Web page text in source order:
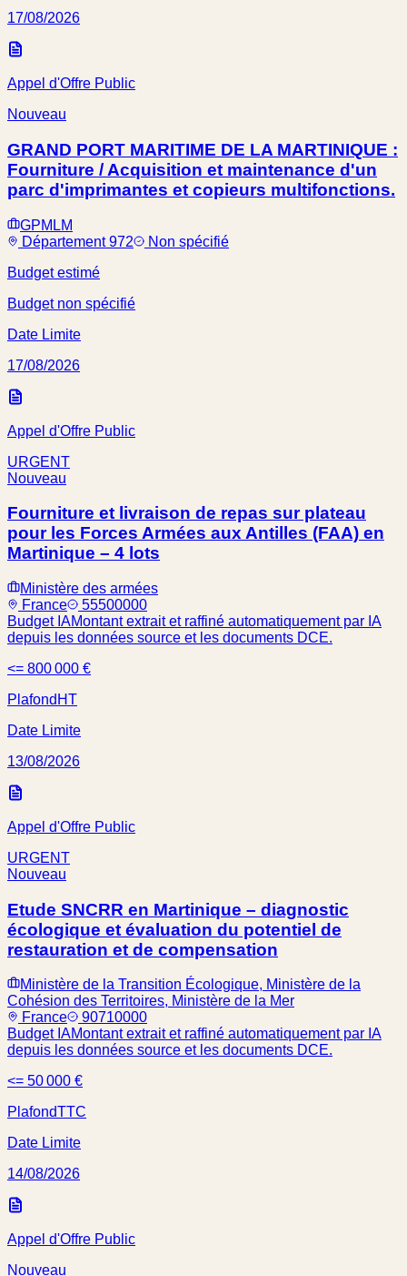
17/08/2026
Appel d'Offre Public
Nouveau
GRAND PORT MARITIME DE LA MARTINIQUE :
Fourniture / Acquisition et maintenance d'un
parc d'imprimantes et copieurs multifonctions.
GPMLM
Département 972
Non spécifié
Budget estimé
Budget non spécifié
Date Limite
17/08/2026
Appel d'Offre Public
URGENT
Nouveau
Fourniture et livraison de repas sur plateau
pour les Forces Armées aux Antilles (FAA) en
Martinique – 4 lots
Ministère des armées
France
55500000
Budget IAMontant extrait et raffiné automatiquement par IA
depuis les données source et les documents DCE.
<= 800 000 €
Plafond HT
Date Limite
13/08/2026
Appel d'Offre Public
URGENT
Nouveau
Etude SNCRR en Martinique – diagnostic
écologique et évaluation du potentiel de
restauration et de compensation
Ministère de la Transition Écologique, Ministère de la
Cohésion des Territoires, Ministère de la Mer
France
90710000
Budget IAMontant extrait et raffiné automatiquement par IA
depuis les données source et les documents DCE.
<= 50 000 €
PlafondTTC
Date Limite
14/08/2026
Appel d'Offre Public
Nouveau